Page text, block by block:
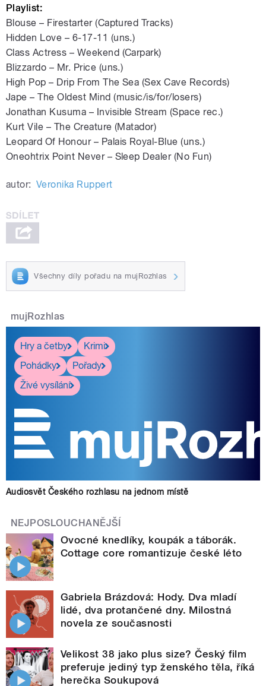
Playlist:
Blouse – Firestarter (Captured Tracks)
Hidden Love – 6-17-11 (uns.)
Class Actress – Weekend (Carpark)
Blizzardo – Mr. Price (uns.)
High Pop – Drip From The Sea (Sex Cave Records)
Jape – The Oldest Mind (music/is/for/losers)
Jonathan Kusuma – Invisible Stream (Space rec.)
Kurt Vile – The Creature (Matador)
Leopard Of Honour – Palais Royal-Blue (uns.)
Oneohtrix Point Never – Sleep Dealer (No Fun)
autor: Veronika Ruppert
Všechny díly pořadu na mujRozhlas
mujRozhlas
Hry a četby
Krimi
Pohádky
Pořady
Živé vysílání
Audiosvět Českého rozhlasu na jednom místě
NEJPOSLOUCHANĚJŠÍ
Ovocné knedlíky, koupák a táborák.
Cottage core romantizuje české léto
Gabriela Brázdová: Hody. Dva mladí
lidé, dva protančené dny. Milostná
novela ze současnosti
Velikost 38 jako plus size? Český film
preferuje jediný typ ženského těla, říká
herečka Soukupová